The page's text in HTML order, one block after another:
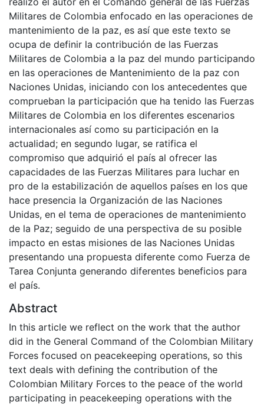
Militares de Colombia enfocado en las operaciones de
mantenimiento de la paz, es así que este texto se
ocupa de definir la contribución de las Fuerzas
Militares de Colombia a la paz del mundo participando
en las operaciones de Mantenimiento de la paz con
Naciones Unidas, iniciando con los antecedentes que
comprueban la participación que ha tenido las Fuerzas
Militares de Colombia en los diferentes escenarios
internacionales así como su participación en la
actualidad; en segundo lugar, se ratifica el
compromiso que adquirió el país al ofrecer las
capacidades de las Fuerzas Militares para luchar en
pro de la estabilización de aquellos países en los que
hace presencia la Organización de las Naciones
Unidas, en el tema de operaciones de mantenimiento
de la Paz; seguido de una perspectiva de su posible
impacto en estas misiones de las Naciones Unidas
presentando una propuesta diferente como Fuerza de
Tarea Conjunta generando diferentes beneficios para
el país.
Abstract
In this article we reflect on the work that the author
did in the General Command of the Colombian Military
Forces focused on peacekeeping operations, so this
text deals with defining the contribution of the
Colombian Military Forces to the peace of the world
participating in peacekeeping operations with the